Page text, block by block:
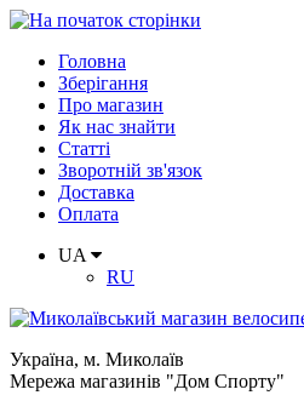
Головна
Зберігання
Про магазин
Як нас знайти
Статті
Зворотній зв'язок
Доставка
Оплата
UA
RU
Україна, м. Миколаїв
Мережа магазинів "Дом Спорту"